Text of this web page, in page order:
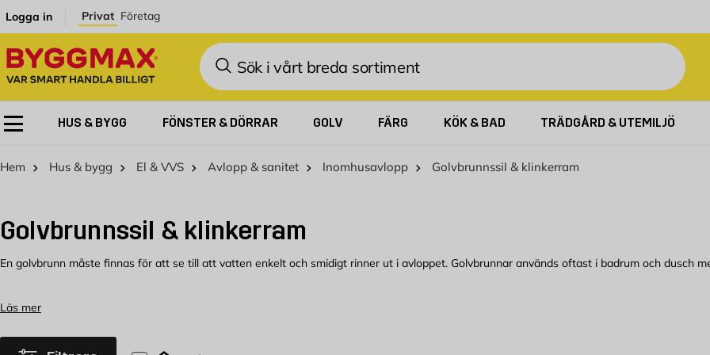
Logga in Privat Företag
Sök
HUS & BYGG FÖNSTER & DÖRRAR GOLV FÄRG KÖK & BAD TRÄDGÅRD & UTEMILJÖ
Hem Hus & bygg El & VVS Avlopp & sanitet Inomhusavlopp Golvbrunnssil & klinkerram
Golvbrunnssil & klinkerram
En golvbrunn måste finnas för att se till att vatten enkelt och smidigt rinner ut i avloppet. Golvbrunnar används oftast i badrum och dusch
Golvbrunnar till badrum
badrummet. En golvränna med en avloppsram blir en stilren och smidig golvbrunn i duschen. Vi har även klinkerramar i rostfritt som
Läs mer